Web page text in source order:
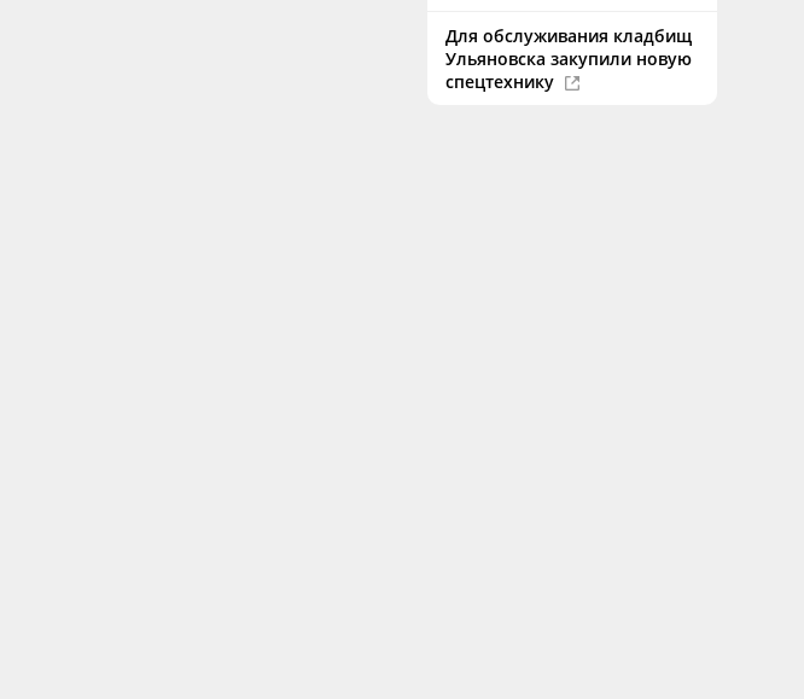
Для обслуживания кладбищ
Ульяновска закупили новую
спецтехнику